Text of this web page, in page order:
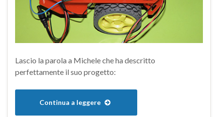
Lascio la parola a Michele che ha descritto
perfettamente il suo progetto:
Continua a leggere